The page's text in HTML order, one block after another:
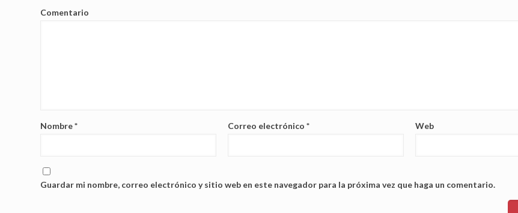
Comentario
Nombre* Correo electrónico * Web
Guardar mi nombre, correo electrónico y sitio web en este navegador para la próxima vez que haga un comentario.